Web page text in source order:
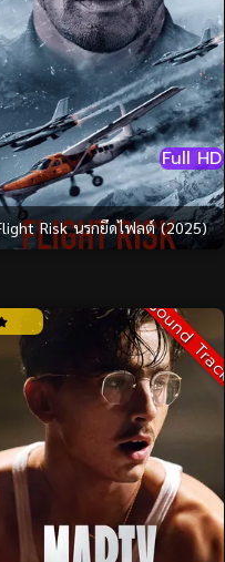
Full HD
Risk นรกยึดไฟลต์ (2025)
Sound Track